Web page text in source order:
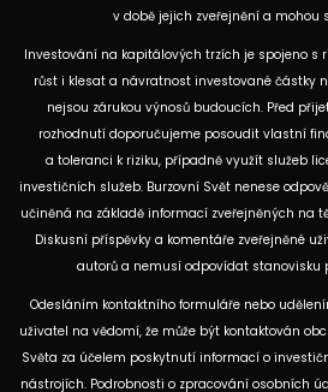
v době jejich zveřejnění a mohou
Investování na kapitálových trzích je spojeno s
růst i klesat a návratnost investované částky
nejsou zárukou výnosů budoucích. Před
rozhodnutí doporučujeme posoudit vlastní
a toleranci k riziku, případně využít služeb
investičních služeb. Burzovní Svět nenese
učiněná na základě informací zveřejněných na
Diskusní příspěvky a komentáře zveřejněné
autorů a nemusí odpovídat stanovisku
Odesláním kontaktního formuláře nebo
uživatel na vědomí, že může být kontaktován
Světa za účelem poskytnutí informací o
nástrojích. Podrobnosti o zpracování osobních